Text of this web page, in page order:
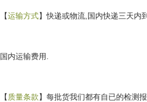
【运输方式】快递或物流,国内快递三天内
国内运输费用.
【 质量条款 】每批货我们都有自已的检测